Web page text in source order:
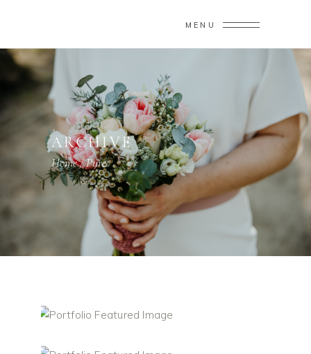
MENU
ARCHIVE
Home/Pure